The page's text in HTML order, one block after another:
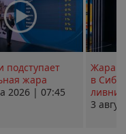
подступает
жара
2026 | 07:45
Жара в
в
ливни
3